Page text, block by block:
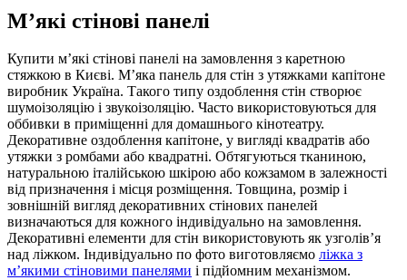
М’які стінові панелі
Купити м’які стінові панелі на замовлення з каретною
стяжкою в Києві. М’яка панель для стін з утяжками капітоне
виробник Україна. Такого типу оздоблення стін створює
шумоізоляцію і звукоізоляцію. Часто використовуються для
оббивки в приміщенні для домашнього кінотеатру.
Декоративне оздоблення капітоне, у вигляді квадратів або
утяжки з ромбами або квадратні. Обтягуються тканиною,
натуральною італійською шкірою або кожзамом в залежності
від призначення і місця розміщення. Товщина, розмір і
зовнішній вигляд декоративних стінових панелей
визначаються для кожного індивідуально на замовлення.
Декоративні елементи для стін використовують як узголів’я
над ліжком. Індивідуально по фото виготовляємо ліжка з
м’якими стіновими панелями і підйомним механізмом.